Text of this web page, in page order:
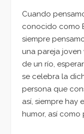
Cuando
conocido como
siempre
una pareja
de un río,
se celebra la
persona que
así, siempre hay
humor, así